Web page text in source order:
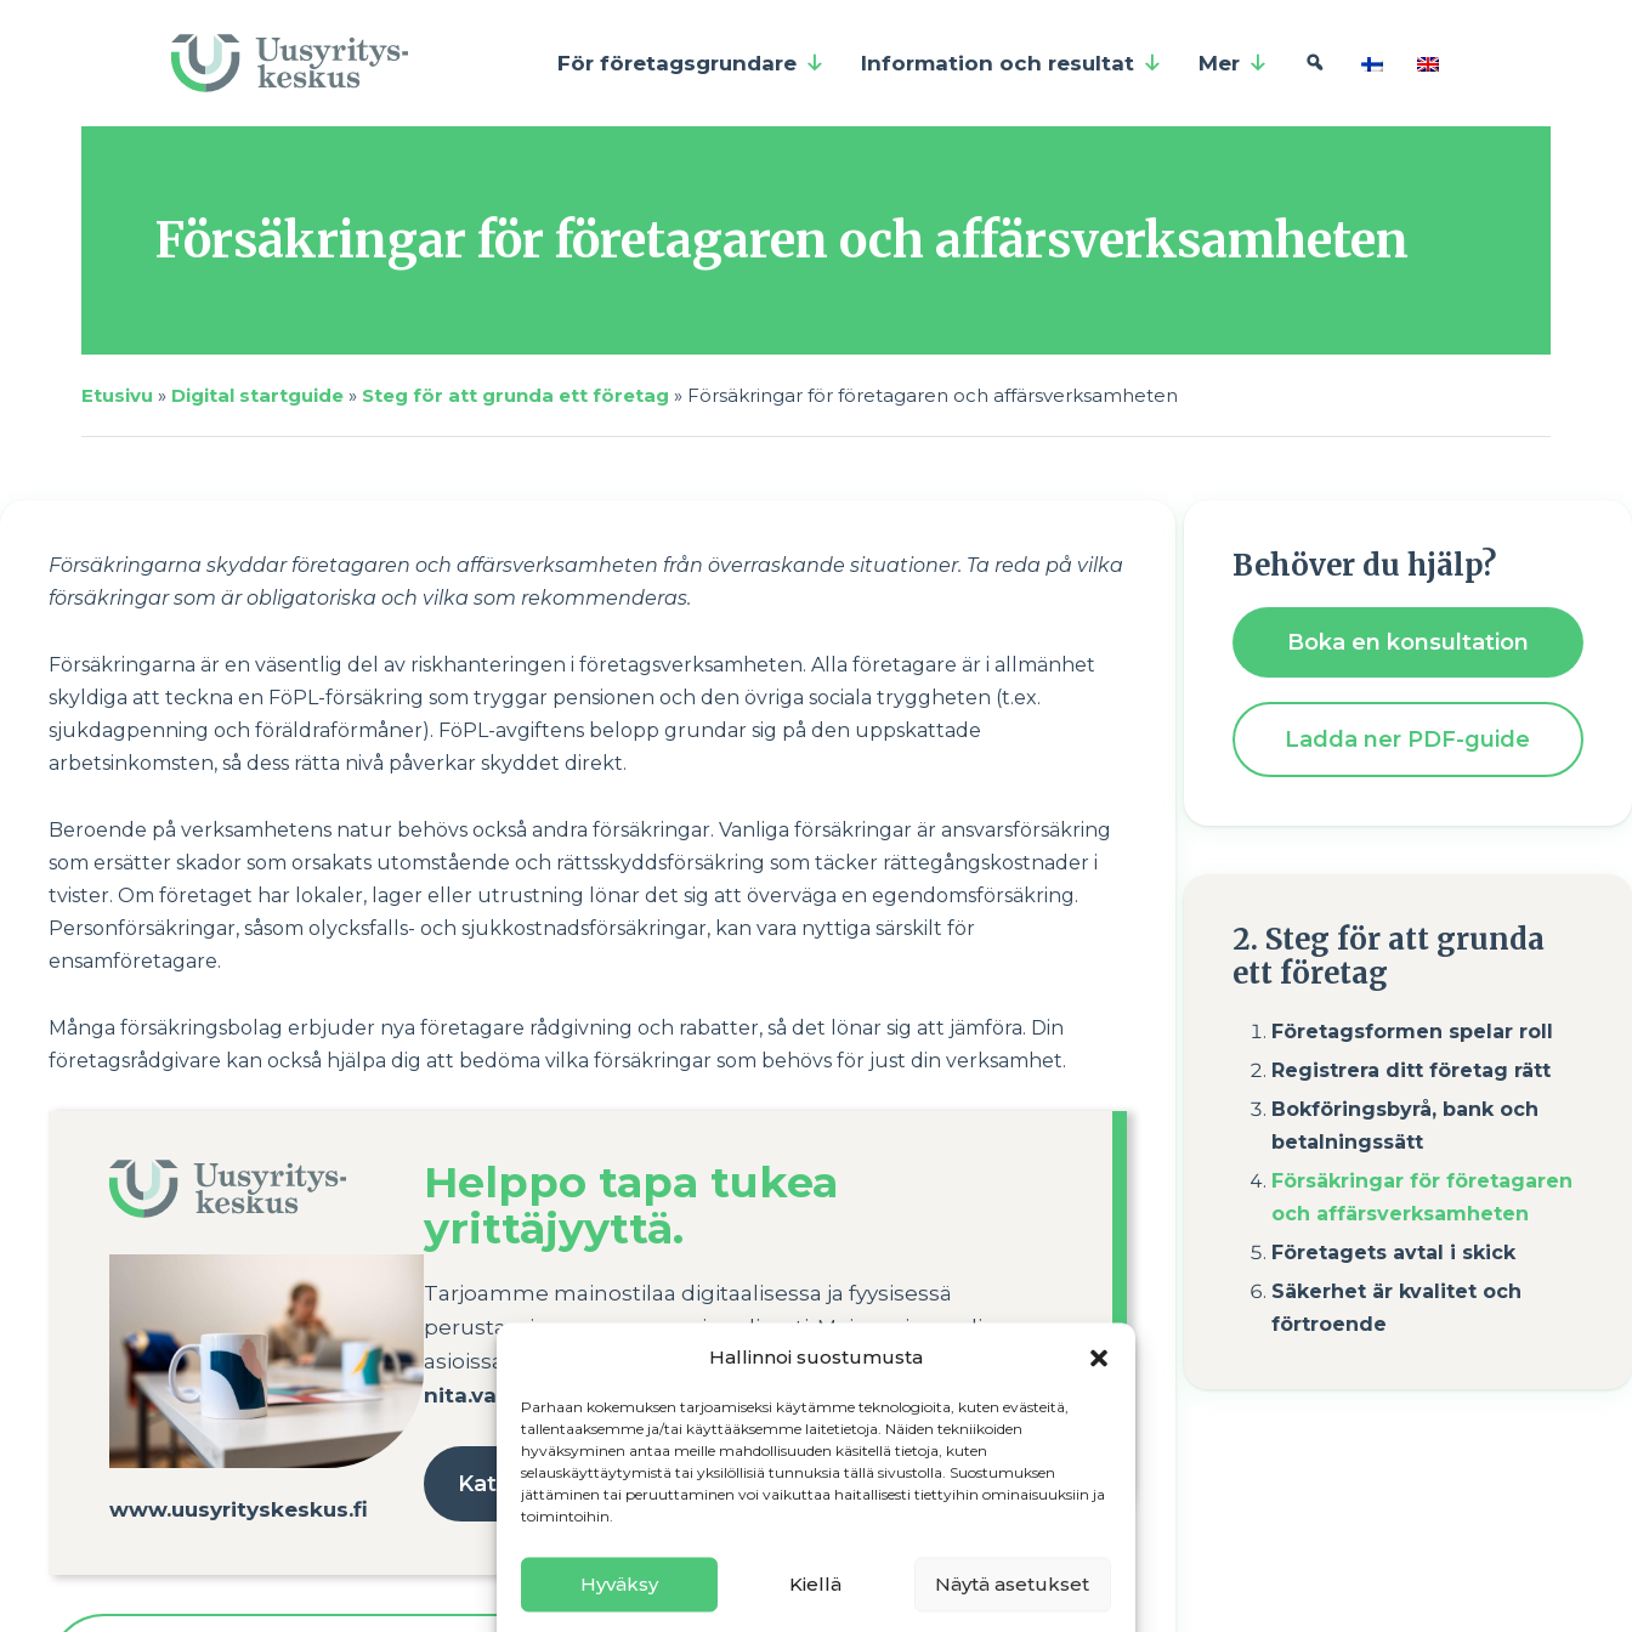
Hallinnoi suostumusta
Parhaan kokemuksen tarjoamiseksi käytämme teknologioita, kuten evästeitä,
tallentaaksemme ja/tai käyttääksemme laitetietoja. Näiden tekniikoiden
hyväksyminen antaa meille mahdollisuuden käsitellä tietoja, kuten
selauskäyttäytymistä tai yksilöllisiä tunnuksia tällä sivustolla. Suostumuksen
jättäminen tai peruuttaminen voi vaikuttaa haitallisesti tiettyihin ominaisuuksiin ja
toimintoihin.
Hyväksy Kiellä Näytä asetukset
För företagsgrundare Information och resultat Mer
Försäkringar för företagaren och affärsverksamheten
Etusivu » Digital startguide » Steg för att grunda ett företag » Försäkringar för företagaren och affärsverksamheten
Försäkringarna skyddar företagaren och affärsverksamheten från överraskande situationer. Ta reda på vilka
försäkringar som är obligatoriska och vilka som rekommenderas.
Försäkringarna är en väsentlig del av riskhanteringen i företagsverksamheten. Alla företagare är i allmänhet
skyldiga att teckna en FöPL-försäkring som tryggar pensionen och den övriga sociala tryggheten (t.ex.
sjukdagpenning och föräldraförmåner). FöPL-avgiftens belopp grundar sig på den uppskattade
arbetsinkomsten, så dess rätta nivå påverkar skyddet direkt.
Beroende på verksamhetens natur behövs också andra försäkringar. Vanliga försäkringar är ansvarsförsäkring
som ersätter skador som orsakats utomstående och rättsskyddsförsäkring som täcker rättegångskostnader i
tvister. Om företaget har lokaler, lager eller utrustning lönar det sig att överväga en egendomsförsäkring.
Personförsäkringar, såsom olycksfalls- och sjukkostnadsförsäkringar, kan vara nyttiga särskilt för
ensamföretagare.
Många försäkringsbolag erbjuder nya företagare rådgivning och rabatter, så det lönar sig att jämföra. Din
företagsrådgivare kan också hjälpa dig att bedöma vilka försäkringar som behövs för just din verksamhet.
www.uusyrityskeskus.fi
Helppo tapa tukea
yrittäjyyttä.
Tarjoamme mainostilaa digitaalisessa ja fyysisessä
perustamisoppaassa monipuolisesti. Mainos- ja media -
asioissa ole yhteydessä vastuuhenkilöömme:
nita.vallimaki@uusyrityskeskus.fi
Katso mediakortti →
Behöver du hjälp?
Boka en konsultation
Ladda ner PDF-guide
2. Steg för att grunda
ett företag
Företagsformen spelar roll
Registrera ditt företag rätt
Bokföringsbyrå, bank och
betalningssätt
Försäkringar för företagaren
och affärsverksamheten
Företagets avtal i skick
Säkerhet är kvalitet och
förtroende